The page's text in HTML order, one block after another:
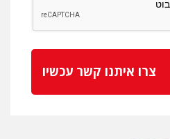
צרו איתנו קשר עכשיו